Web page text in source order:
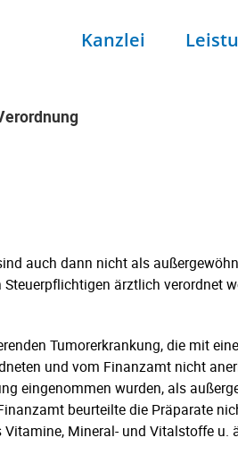
Kanzlei
auch dann nicht als
ärztlich verordnet
Tumorerkrankung, die mit
und vom Finanzamt nicht
eingenommen wurden, als
beurteilte die Präparate
Mineral- und Vitalstoffe u.